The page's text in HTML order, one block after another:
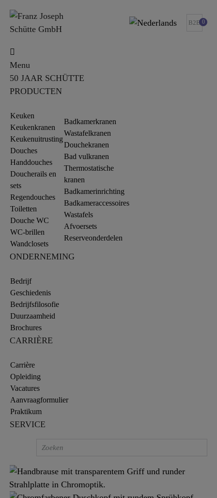
B2B 0
Menu
50 JAAR SCHÜTTE
PRODUCTEN
Keuken
Keukenkranen
Keukenuitrusting
Douches
Handdouches
Doucherails en
sets
Regendouches
Toiletten
Douche WC
WC-brillen
Wandclosets
Badkamerkranen
Wastafelkranen
Douchekranen
Bad vulkranen
Thermostatische
kranen
Badkamerinrichting
Badkameraccessoires
Wastafels
Afvoersets
Reserveonderdelen
ONDERNEMING
Bedrijf
Geschiedenis
Bedrijfsfilosofie
Duurzaamheid
Brochures
CARRIÈRE
Carrière
Opleiding
Vacatures
Aanvraagformulier
Praktikum
SERVICE